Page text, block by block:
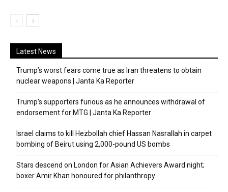
Latest News
Trump’s worst fears come true as Iran threatens to obtain
nuclear weapons | Janta Ka Reporter
Trump’s supporters furious as he announces withdrawal of
endorsement for MTG | Janta Ka Reporter
Israel claims to kill Hezbollah chief Hassan Nasrallah in carpet
bombing of Beirut using 2,000-pound US bombs
Stars descend on London for Asian Achievers Award night;
boxer Amir Khan honoured for philanthropy